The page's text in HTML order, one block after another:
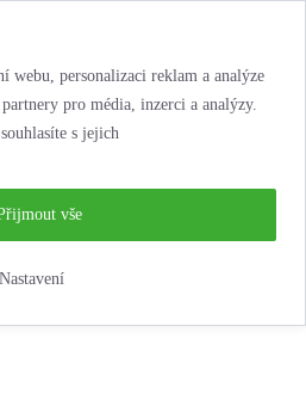
webu, personalizaci reklam a analýze
pro média, inzerci a analýzy.
s jejich
Nastavení
vše